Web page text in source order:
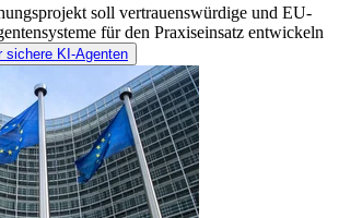
soll vertrauenswürdige und EU-
für den Praxiseinsatz entwickeln
KI-Agenten